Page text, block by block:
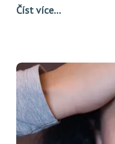
Číst více…